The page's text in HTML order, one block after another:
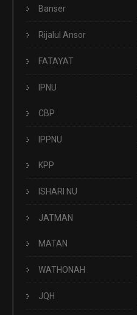
Banser
Rijalul Ansor
FATAYAT
IPNU
CBP
IPPNU
KPP
ISHARI NU
JATMAN
MATAN
WATHONAH
JQH